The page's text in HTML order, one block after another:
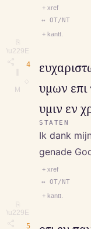
⎘
\u229E
M
+ xref
↔ OT/NT
+ kantt.
4
⎘
\u229E
υμων επι
υμιν εν
STATEN
Ik dank
genade
+ xref
↔ OT/NT
+ kantt.
5